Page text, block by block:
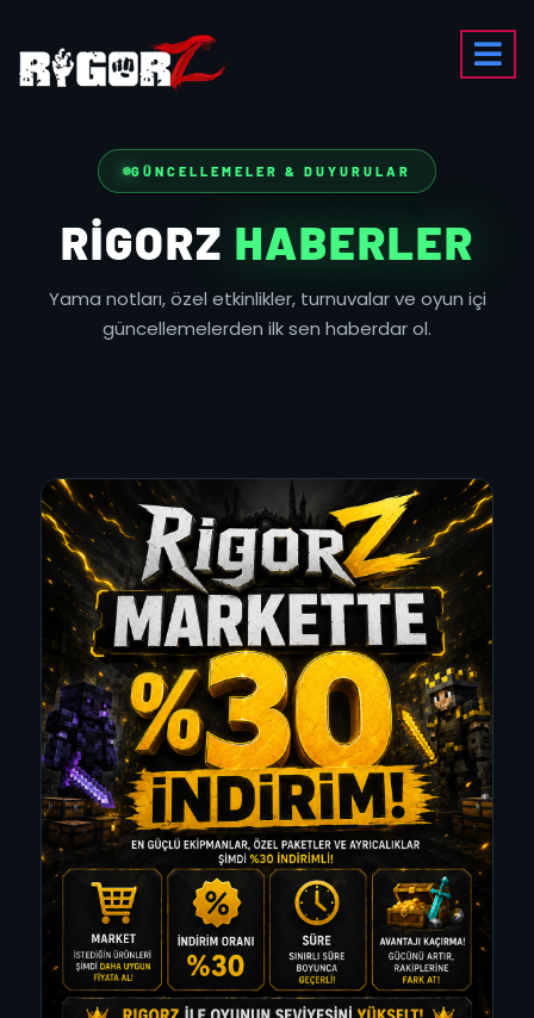
GÜNCELLEMELER & DUYURULAR
RIGORZ HABERLER
Yama notları, özel etkinlikler, turnuvalar ve oyun içi
güncellemelerden ilk sen haberdar ol.